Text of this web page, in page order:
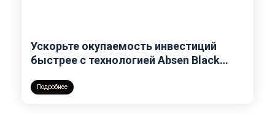
Ускорьте окупаемость инвестиций
быстрее с технологией Absen Black
Подробнее